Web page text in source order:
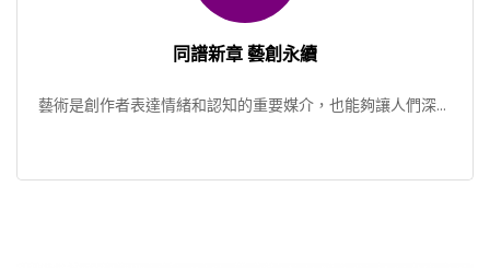
同譜新章 藝創永續
藝術是創作者表達情緒和認知的重要媒介，也能夠讓人們深入